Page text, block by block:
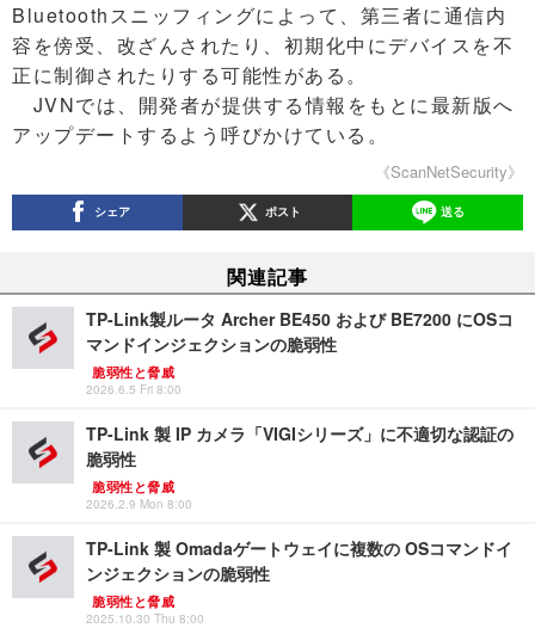
Bluetoothスニッフィングによって、第三者に通信内
容を傍受、改ざんされたり、初期化中にデバイスを不
正に制御されたりする可能性がある。
JVNでは、開発者が提供する情報をもとに最新版へ
アップデートするよう呼びかけている。
《ScanNetSecurity》
シェア ポスト 送る
関連記事
TP-Link製ルータ Archer BE450 および BE7200 にOSコ
マンドインジェクションの脆弱性
脆弱性と脅威
2026.6.5 Fri 8:00
TP-Link 製 IP カメラ「VIGIシリーズ」に不適切な認証の
脆弱性
脆弱性と脅威
2026.2.9 Mon 8:00
TP-Link 製 Omadaゲートウェイに複数の OSコマンドイ
ンジェクションの脆弱性
脆弱性と脅威
2025.10.30 Thu 8:00